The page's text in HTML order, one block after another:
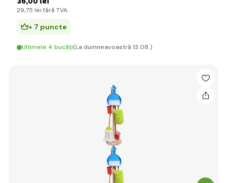
29,75 lei fără TVA
+ 7 puncte
Ultimele 4 bucăți(La dumneavoastră 13.08.)